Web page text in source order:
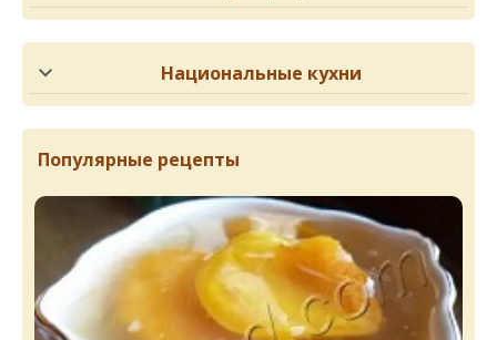
Национальные кухни
Популярные рецепты